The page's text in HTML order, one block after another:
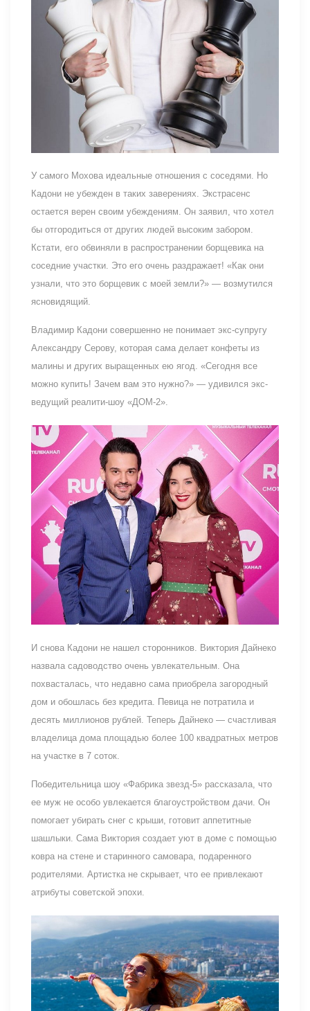
У самого Мохова идеальные отношения с соседями. Но
Кадони не убежден в таких заверениях. Экстрасенс
остается верен своим убеждениям. Он заявил, что хотел
бы отгородиться от других людей высоким забором.
Кстати, его обвиняли в распространении борщевика на
соседние участки. Это его очень раздражает! «Как они
узнали, что это борщевик с моей земли?» — возмутился
ясновидящий.
Владимир Кадони совершенно не понимает экс-супругу
Александру Серову, которая сама делает конфеты из
малины и других выращенных ею ягод. «Сегодня все
можно купить! Зачем вам это нужно?» — удивился экс-
ведущий реалити-шоу «ДОМ-2».
И снова Кадони не нашел сторонников. Виктория Дайнеко
назвала садоводство очень увлекательным. Она
похвасталась, что недавно сама приобрела загородный
дом и обошлась без кредита. Певица не потратила и
десять миллионов рублей. Теперь Дайнеко — счастливая
владелица дома площадью более 100 квадратных метров
на участке в 7 соток.
Победительница шоу «Фабрика звезд-5» рассказала, что
ее муж не особо увлекается благоустройством дачи. Он
помогает убирать снег с крыши, готовит аппетитные
шашлыки. Сама Виктория создает уют в доме с помощью
ковра на стене и старинного самовара, подаренного
родителями. Артистка не скрывает, что ее привлекают
атрибуты советской эпохи.